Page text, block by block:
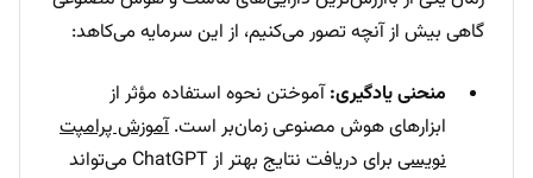
گاهی بیش از آنچه تصور می‌کنیم، از این سرمایه می‌کاهد:
منحنی یادگیری:آموختن نحوه استفاده مؤثر از
ابزارهای هوش مصنوعی زمان‌بر است.آموزش پرامپت
نویسی
برای دریافت نتایج بهتر از ChatGPT می‌تواند